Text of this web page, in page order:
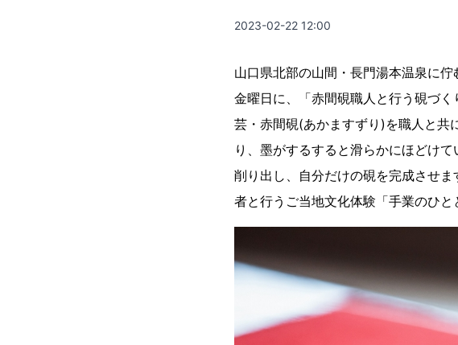
2023-02-22 12:00
山口県北部の山間・長門湯本温泉に
金曜日に、「赤間硯職人と行う硯づ
芸・赤間硯(あかますずり)を職人と共
り、墨がするすると滑らかにほどけ
削り出し、自分だけの硯を完成させ
者と行うご当地文化体験「手業のひと